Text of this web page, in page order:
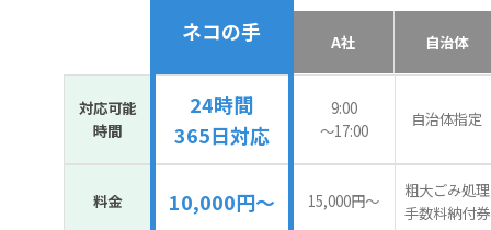
ネコの手 A社 自治体
対応可能
時間
24時間
365日対応
9:00
〜17:00
自治体指定
料金 10,000円～ 15,000円〜
粗大ごみ処理
手数料納付券